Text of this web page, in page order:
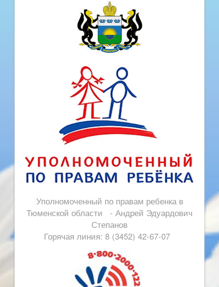
Уполномоченный по правам ребенка в
Тюменской области - Андрей Эдуардович
Степанов
Горячая линия: 8 (3452) 42-67-07